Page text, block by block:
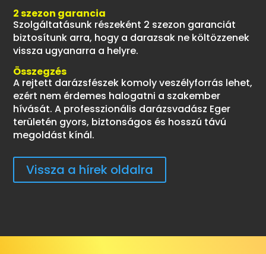
2 szezon garancia
Szolgáltatásunk részeként 2 szezon garanciát
biztosítunk arra, hogy a darazsak ne költözzenek
vissza ugyanarra a helyre.
Összegzés
A rejtett darázsfészek komoly veszélyforrás lehet,
ezért nem érdemes halogatni a szakember
hívását. A professzionális darázsvadász Eger
területén gyors, biztonságos és hosszú távú
megoldást kínál.
Vissza a hírek oldalra